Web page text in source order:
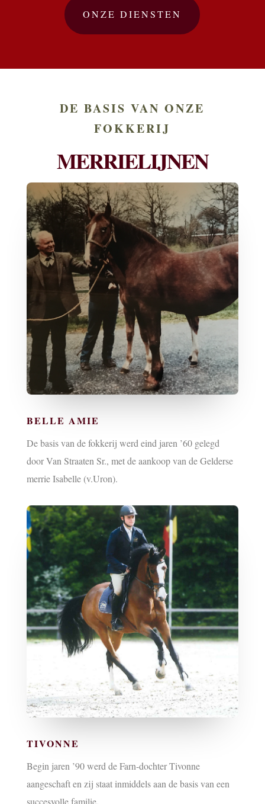
ONZE DIENSTEN
DE BASIS VAN ONZE
FOKKERIJ
MERRIELIJNEN
BELLE AMIE
De basis van de fokkerij werd eind jaren ’60 gelegd
door Van Straaten Sr., met de aankoop van de Gelderse
merrie Isabelle (v.Uron).
TIVONNE
Begin jaren ’90 werd de Farn-dochter Tivonne
aangeschaft en zij staat inmiddels aan de basis van een